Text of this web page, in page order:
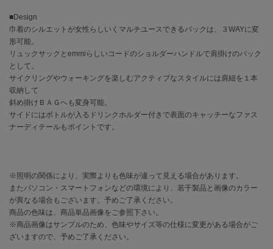
CODE A
コードエー
COLE HAAN
コール ハーン
CONVERSE
コンバース
EIMY ISTOIRE
エイミー イストワール
emmi
エミ
■Design
巾着のシルエットが女性らしいくマルチユースできるバックは、３WAYに変
形可能。
リュックサックとemmiらしいコードのショルダーハンドルで肩掛けのバック
として。
サイクリングやウォーキングを楽しむアクティブなスタイルには肩紐を１本
収納して
斜め掛けＢＡＧへも変身可能。
サイドにはボトルが入るドリンクホルダー付きで表面のキャッチーなファス
ナーディテールもポイントです。
※照明の関係により、実際よりも色味が違って見える場合があります。
またパソコン・スマートフォンなどの環境により、若干製品と画像のカラー
が異なる場合もございます。予めご了承ください。
商品の色味は、商品単品画像をご参照下さい。
※商品画像はサンプルのため、色味やサイズ等の仕様に変更がある場合がご
ざいますので、予めご了承ください。